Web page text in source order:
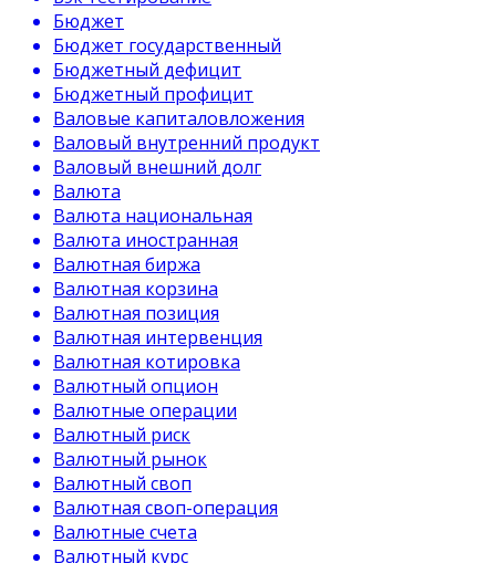
Бюджет
Бюджет государственный
Бюджетный дефицит
Бюджетный профицит
Валовые капиталовложения
Валовый внутренний продукт
Валовый внешний долг
Валюта
Валюта национальная
Валюта иностранная
Валютная биржа
Валютная корзина
Валютная позиция
Валютная интервенция
Валютная котировка
Валютный опцион
Валютные операции
Валютный риск
Валютный рынок
Валютный своп
Валютная своп-операция
Валютные счета
Валютный курс